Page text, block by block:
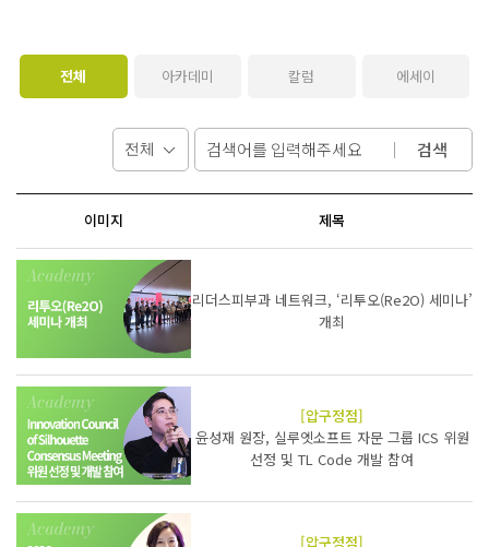
전체 아카데미 칼럼 에세이
검색
이미지 제목
리더스피부과 네트워크, ‘리투오(Re2O) 세미나’
개최
[압구정점]
윤성재 원장, 실루엣소프트 자문 그룹 ICS 위원
선정 및 TL Code 개발 참여
[압구정점]